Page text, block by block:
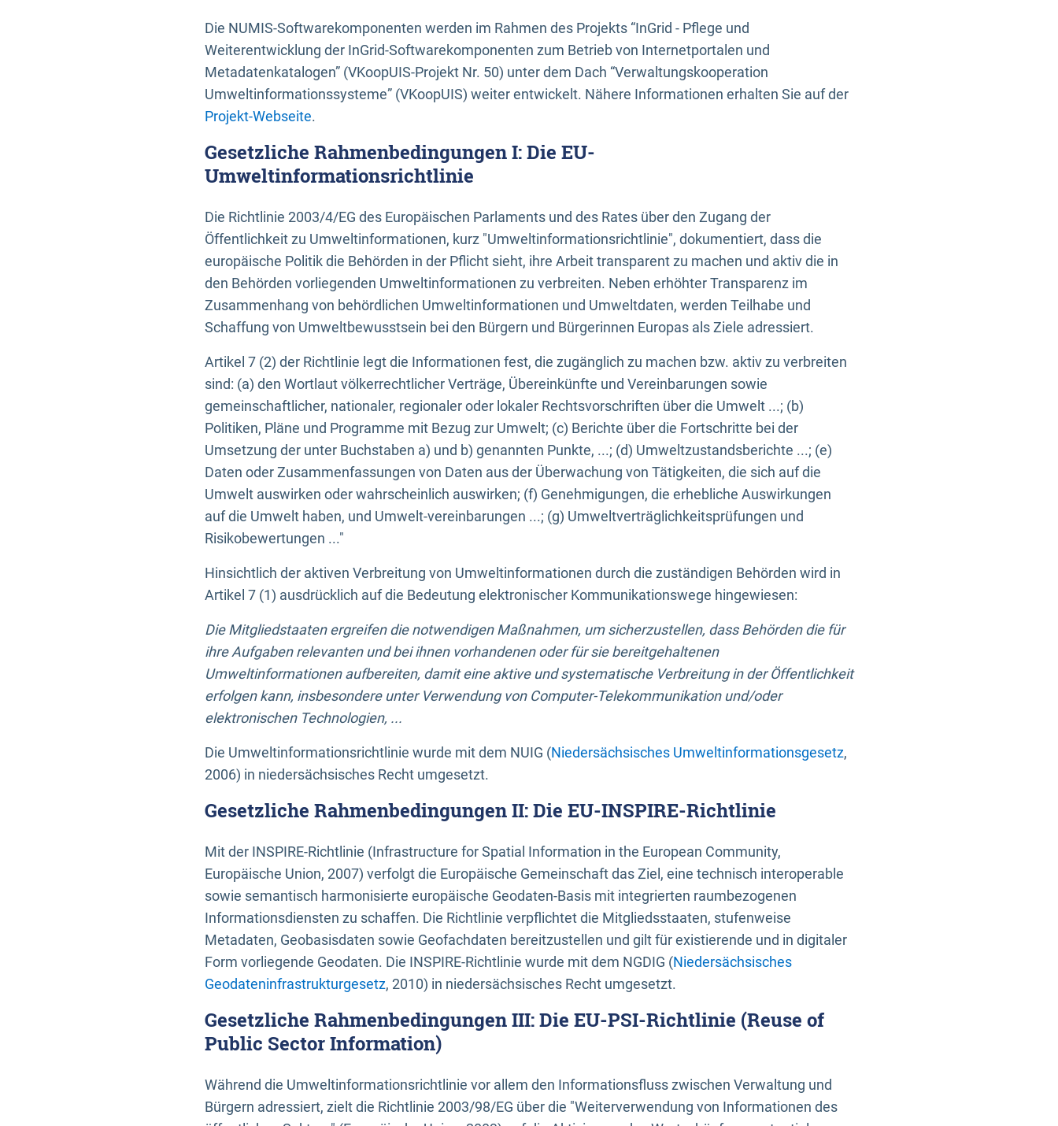
Die NUMIS-Softwarekomponenten werden im Rahmen des Projekts “InGrid - Pflege und
Weiterentwicklung der InGrid-Softwarekomponenten zum Betrieb von Internetportalen und
Metadatenkatalogen” (VKoopUIS-Projekt Nr. 50) unter dem Dach “Verwaltungskooperation
Umweltinformationssysteme” (VKoopUIS) weiter entwickelt. Nähere Informationen erhalten Sie auf der
Projekt-Webseite.
Gesetzliche Rahmenbedingungen I: Die EU-
Umweltinformationsrichtlinie
Die Richtlinie 2003/4/EG des Europäischen Parlaments und des Rates über den Zugang der
Öffentlichkeit zu Umweltinformationen, kurz "Umweltinformationsrichtlinie", dokumentiert, dass die
europäische Politik die Behörden in der Pflicht sieht, ihre Arbeit transparent zu machen und aktiv die in
den Behörden vorliegenden Umweltinformationen zu verbreiten. Neben erhöhter Transparenz im
Zusammenhang von behördlichen Umweltinformationen und Umweltdaten, werden Teilhabe und
Schaffung von Umweltbewusstsein bei den Bürgern und Bürgerinnen Europas als Ziele adressiert.
Artikel 7 (2) der Richtlinie legt die Informationen fest, die zugänglich zu machen bzw. aktiv zu verbreiten
sind: (a) den Wortlaut völkerrechtlicher Verträge, Übereinkünfte und Vereinbarungen sowie
gemeinschaftlicher, nationaler, regionaler oder lokaler Rechtsvorschriften über die Umwelt ...; (b)
Politiken, Pläne und Programme mit Bezug zur Umwelt; (c) Berichte über die Fortschritte bei der
Umsetzung der unter Buchstaben a) und b) genannten Punkte, ...; (d) Umweltzustandsberichte ...; (e)
Daten oder Zusammenfassungen von Daten aus der Überwachung von Tätigkeiten, die sich auf die
Umwelt auswirken oder wahrscheinlich auswirken; (f) Genehmigungen, die erhebliche Auswirkungen
auf die Umwelt haben, und Umwelt-vereinbarungen ...; (g) Umweltverträglichkeitsprüfungen und
Risikobewertungen ..."
Hinsichtlich der aktiven Verbreitung von Umweltinformationen durch die zuständigen Behörden wird in
Artikel 7 (1) ausdrücklich auf die Bedeutung elektronischer Kommunikationswege hingewiesen:
Die Mitgliedstaaten ergreifen die notwendigen Maßnahmen, um sicherzustellen, dass Behörden die für
ihre Aufgaben relevanten und bei ihnen vorhandenen oder für sie bereitgehaltenen
Umweltinformationen aufbereiten, damit eine aktive und systematische Verbreitung in der Öffentlichkeit
erfolgen kann, insbesondere unter Verwendung von Computer-Telekommunikation und/oder
elektronischen Technologien, ...
Die Umweltinformationsrichtlinie wurde mit dem NUIG (Niedersächsisches Umweltinformationsgesetz,
2006) in niedersächsisches Recht umgesetzt.
Gesetzliche Rahmenbedingungen II: Die EU-INSPIRE-Richtlinie
Mit der INSPIRE-Richtlinie (Infrastructure for Spatial Information in the European Community,
Europäische Union, 2007) verfolgt die Europäische Gemeinschaft das Ziel, eine technisch interoperable
sowie semantisch harmonisierte europäische Geodaten-Basis mit integrierten raumbezogenen
Informationsdiensten zu schaffen. Die Richtlinie verpflichtet die Mitgliedsstaaten, stufenweise
Metadaten, Geobasisdaten sowie Geofachdaten bereitzustellen und gilt für existierende und in digitaler
Form vorliegende Geodaten. Die INSPIRE-Richtlinie wurde mit dem NGDIG (Niedersächsisches
Geodateninfrastrukturgesetz, 2010) in niedersächsisches Recht umgesetzt.
Gesetzliche Rahmenbedingungen III: Die EU-PSI-Richtlinie (Reuse of
Public Sector Information)
Während die Umweltinformationsrichtlinie vor allem den Informationsfluss zwischen Verwaltung und
Bürgern adressiert, zielt die Richtlinie 2003/98/EG über die "Weiterverwendung von Informationen des